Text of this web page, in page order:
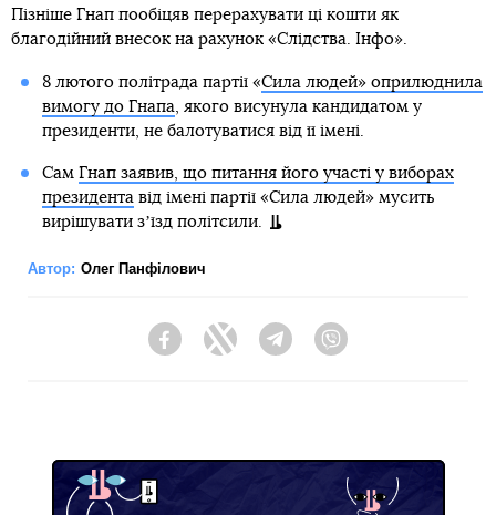
Пізніше Гнап пообіцяв перерахувати ці кошти як
благодійний внесок на рахунок «Слідства. Інфо».
8 лютого політрада партії «Сила людей» оприлюднила
вимогу до Гнапа, якого висунула кандидатом у
президенти, не балотуватися від її імені.
Сам Гнап заявив, що питання його участі у виборах
президентавід імені партії «Сила людей» мусить
вирішувати зʼїзд політсили.
Автор: Олег Панфілович
FacebookTwitter Telegram